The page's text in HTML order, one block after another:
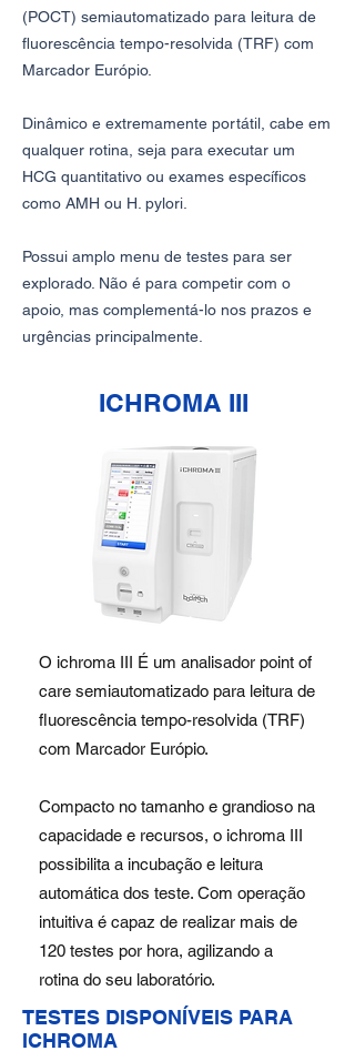
(POCT) semiautomatizado para leitura de
fluorescência tempo-resolvida (TRF) com
Marcador Európio.
Dinâmico e extremamente portátil, cabe em
qualquer rotina, seja para executar um
HCG quantitativo ou exames específicos
como AMH ou H. pylori.
Possui amplo menu de testes para ser
explorado. Não é para competir com o
apoio, mas complementá-lo nos prazos e
urgências principalmente.
ICHROMA III
O ichroma III É um analisador point of
care semiautomatizado para leitura de
fluorescência tempo-resolvida (TRF)
com Marcador Európio.
Compacto no tamanho e grandioso na
capacidade e recursos, o ichroma III
possibilita a incubação e leitura
automática dos teste. Com operação
intuitiva é capaz de realizar mais de
120 testes por hora, agilizando a
rotina do seu laboratório.
TESTES DISPONÍVEIS PARA
ICHROMA